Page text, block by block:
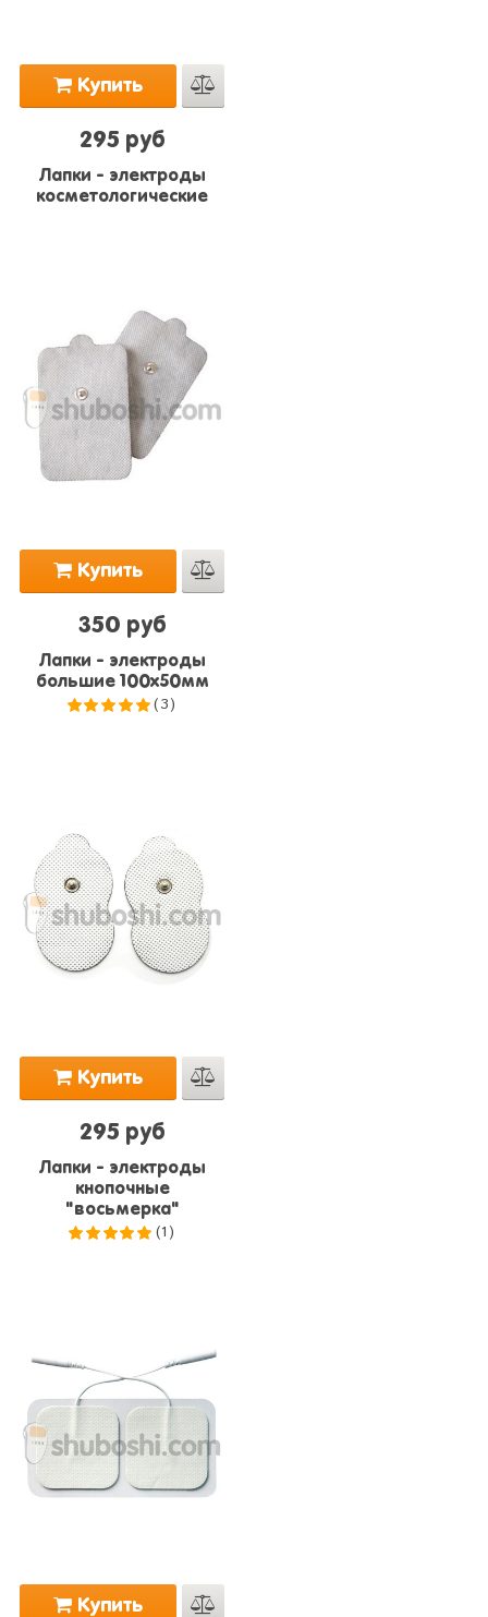
Купить
295 руб
Лапки - электроды
косметологические
Купить
350 руб
Лапки - электроды
большие 100x50мм
(3)
Купить
295 руб
Лапки - электроды
кнопочные
"восьмерка"
(1)
Купить